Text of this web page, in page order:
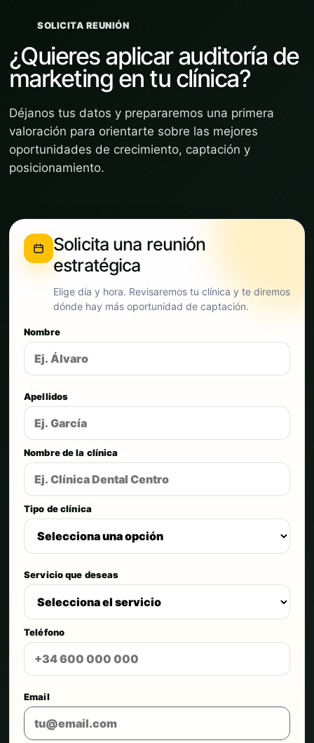
SOLICITA REUNIÓN
¿Quieres aplicar auditoría de
marketing en tu clínica?
Déjanos tus datos y prepararemos una primera
valoración para orientarte sobre las mejores
oportunidades de crecimiento, captación y
posicionamiento.
Solicita una reunión
estratégica
Elige día y hora. Revisaremos tu clínica y te diremos
dónde hay más oportunidad de captación.
Nombre
Apellidos
Nombre de la clínica
Tipo de clínica
Servicio que deseas
Teléfono
Email